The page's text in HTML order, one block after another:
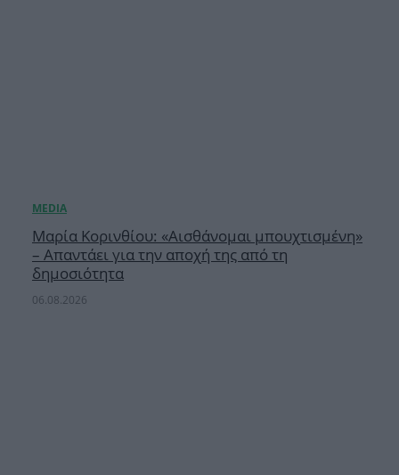
Μαρία Κορινθίου: «Αισθάνομαι μπουχτισμένη»
– Απαντάει για την αποχή της από τη
δημοσιότητα
06.08.2026